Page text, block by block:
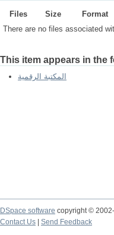
Files Size Format
There are no files associated
This item appears in the
المكتبة الرقمية
DSpace software copyright ©
Contact Us
Send Feedback